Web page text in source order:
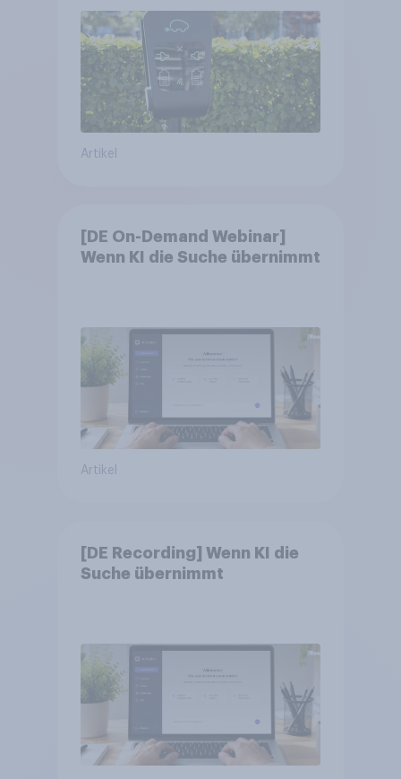
Artikel
[DE On-Demand Webinar]
Wenn KI die Suche übernimmt
Artikel
[DE Recording] Wenn KI die
Suche übernimmt